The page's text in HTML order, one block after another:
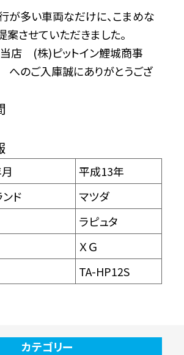
が多い車両なだけに、こまめな
させていただきました。
当店 (株)ピットイン鯉城商事
のご入庫誠にありがとうござ
平成13年
ド
マツダ
ラピュタ
ＸＧ
TA-HP12S
カテゴリー